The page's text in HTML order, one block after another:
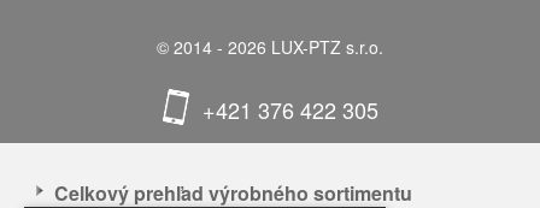
© 2014 - 2026 LUX-PTZ s.r.o.
+421 376 422 305
Celkový prehľad výrobného sortimentu